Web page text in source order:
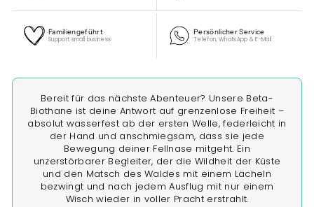
Familiengeführt
Support small business
Persönlicher Service
Telefon, WhatsApp & E-Mail
Bereit für das nächste Abenteuer? Unsere Beta-
Biothane ist deine Antwort auf grenzenlose Freiheit –
absolut wasserfest ab der ersten Welle, federleicht in
der Hand und anschmiegsam, dass sie jede
Bewegung deiner Fellnase mitgeht. Ein
unzerstörbarer Begleiter, der die Wildheit der Küste
und den Matsch des Waldes mit einem Lächeln
bezwingt und nach jedem Ausflug mit nur einem
Wisch wieder in voller Pracht erstrahlt.